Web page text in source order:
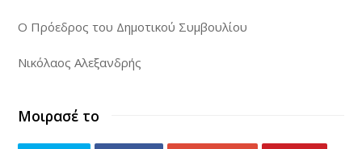
Ο Πρόεδρος του Δημοτικού Συμβουλίου
Νικόλαος Αλεξανδρής
Μοιρασέ το